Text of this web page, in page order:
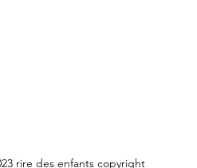
rire des enfants copyright